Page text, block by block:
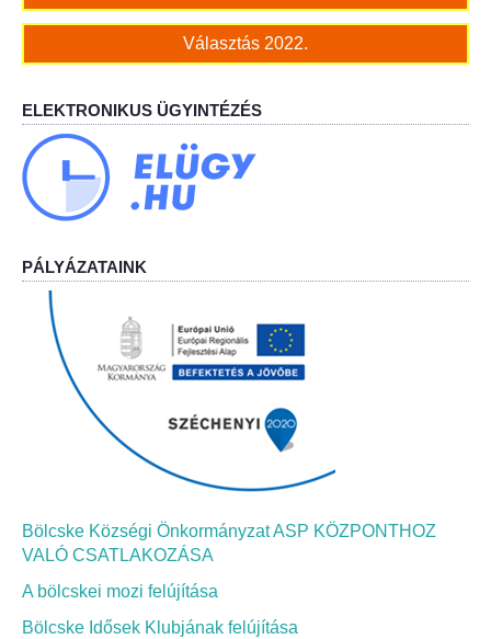
Katolikus Egyház
Bölcskei Önkéntes Tűzoltó Egyesület
Bölcskei Néptánc Egyesület
Bölcskei Polgárőrség
HIVATAL
Szervezeti felépítés
Dokumentumok
Nyomtatványok
Szabályzatok
Választás 2022.
ELEKTRONIKUS ÜGYINTÉZÉS
PÁLYÁZATAINK
Bölcske Községi Önkormányzat ASP KÖZPONTHOZ
VALÓ CSATLAKOZÁSA
A bölcskei mozi felújítása
Bölcske Idősek Klubjának felújítása